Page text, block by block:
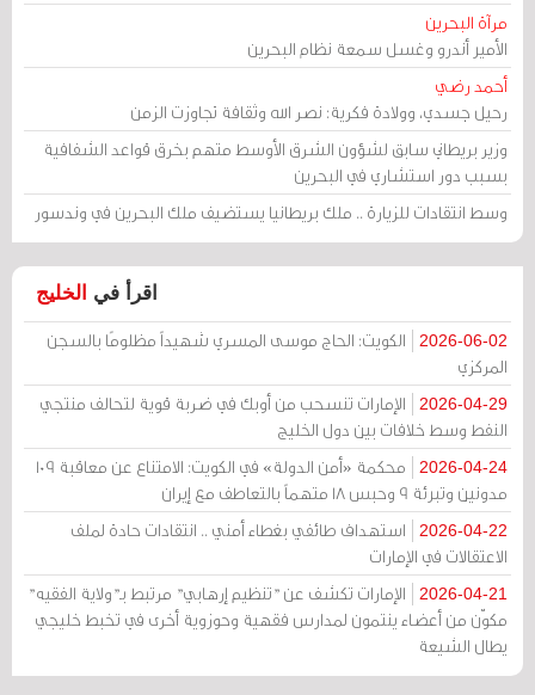
مرآة البحرين
الأمير أندرو وغسل سمعة نظام البحرين
أحمد رضي
رحيل جسدي، وولادة فكرية: نصر الله وثقافة تجاوزت الزمن
وزير بريطاني سابق لشؤون الشرق الأوسط متهم بخرق قواعد الشفافية
بسبب دور استشاري في البحرين
وسط انتقادات للزيارة .. ملك بريطانيا يستضيف ملك البحرين في وندسور
اقرأ في الخليج
2026-06-02
الكويت: الحاج موسى المسري شهيداً مظلومًا بالسجن
المركزي
2026-04-29
الإمارات تنسحب من أوبك في ضربة قوية لتحالف منتجي
النفط وسط خلافات بين دول الخليج
2026-04-24
محكمة «أمن الدولة» في الكويت: الامتناع عن معاقبة 109
مدونين وتبرئة 9 وحبس 18 متهماً بالتعاطف مع إيران
2026-04-22
استهداف طائفي بغطاء أمني .. انتقادات حادة لملف
الاعتقالات في الإمارات
2026-04-21
الإمارات تكشف عن "تنظيم إرهابي" مرتبط بـ"ولاية الفقيه"
مكوّن من أعضاء ينتمون لمدارس فقهية وحوزوية أخرى في تخبط خليجي
يطال الشيعة